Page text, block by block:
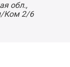
обл.,
Ком 2/6